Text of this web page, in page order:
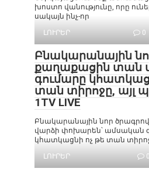
խոստո վանությունը, որը
սակայն ինչ-որ
ԼՈՒՐԵՐ
0
Բնակարանային
քաղաքացին տան
գումարը
տան տիրոջը, այլ
1TV LIVE
Բնակարանային նոր
վարձի փոխարեն՝ ամսական
կհատկացնի ոչ թե տան
ԼՈՒՐԵՐ
0